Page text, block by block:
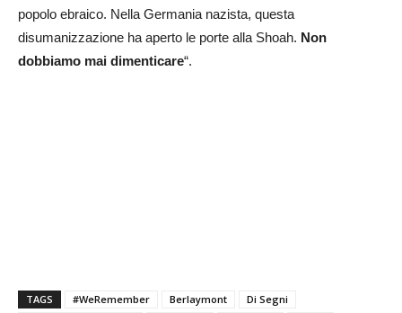
popolo ebraico. Nella Germania nazista, questa
disumanizzazione ha aperto le porte alla Shoah. Non
dobbiamo mai dimenticare“.
TAGS #WeRemember Berlaymont
Di Segni